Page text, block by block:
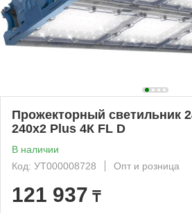
Прожекторный светильник
240х2 Plus 4К FL D
В наличии
Код: УТ000008728
Опт и розница
121 937 ₸